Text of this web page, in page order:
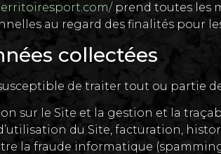
prend toutes les
au regard des finalités pour
collectées
de traiter tout ou partie
sur le Site et la gestion et la
du Site, facturation,
la fraude informatique